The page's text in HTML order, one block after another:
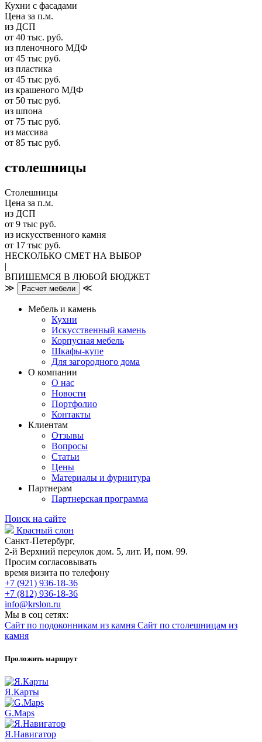
Кухни с фасадами
Цена за п.м.
из ДСП
от 40 тыс. руб.
из пленочного МДФ
от 45 тыс руб.
из пластика
от 45 тыс руб.
из крашеного МДФ
от 50 тыс руб.
из шпона
от 75 тыс руб.
из массива
от 85 тыс руб.
столешницы
Столешницы
Цена за п.м.
из ДСП
от 9 тыс руб.
из искусственного камня
от 17 тыс руб.
НЕСКОЛЬКО СМЕТ НА ВЫБОР
|
ВПИШЕМСЯ В ЛЮБОЙ БЮДЖЕТ
≫
Расчет мебели ≪
Мебель и камень
Кухни
Искусственный камень
Корпусная мебель
Шкафы-купе
Для загородного дома
О компании
О нас
Новости
Портфолио
Контакты
Клиентам
Отзывы
Вопросы
Статьи
Цены
Материалы и фурнитура
Партнерам
Партнерская программа
Поиск на сайте
Красный слон
Санкт-Петербург,
2-й Верхний переулок дом. 5, лит. И, пом. 99.
Просим согласовывать
время визита по телефону
+7 (921) 936-18-36
+7 (812) 936-18-36
info@krslon.ru
Мы в соц сетях:
Сайт по подоконникам из камня Сайт по столешницам из
камня
Проложить маршрут
Я.Карты
G.Maps
Я.Навигатор